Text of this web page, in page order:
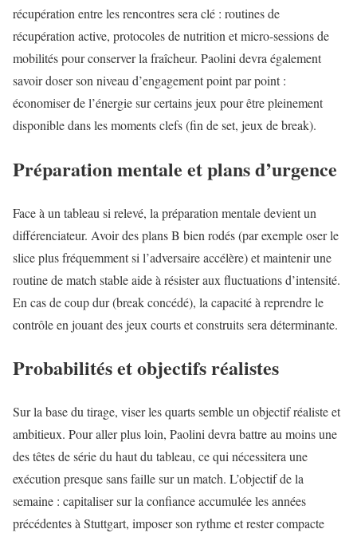
récupération entre les rencontres sera clé : routines de
récupération active, protocoles de nutrition et micro‑sessions de
mobilités pour conserver la fraîcheur. Paolini devra également
savoir doser son niveau d’engagement point par point :
économiser de l’énergie sur certains jeux pour être pleinement
disponible dans les moments clefs (fin de set, jeux de break).
Préparation mentale et plans d’urgence
Face à un tableau si relevé, la préparation mentale devient un
différenciateur. Avoir des plans B bien rodés (par exemple oser le
slice plus fréquemment si l’adversaire accélère) et maintenir une
routine de match stable aide à résister aux fluctuations d’intensité.
En cas de coup dur (break concédé), la capacité à reprendre le
contrôle en jouant des jeux courts et construits sera déterminante.
Probabilités et objectifs réalistes
Sur la base du tirage, viser les quarts semble un objectif réaliste et
ambitieux. Pour aller plus loin, Paolini devra battre au moins une
des têtes de série du haut du tableau, ce qui nécessitera une
exécution presque sans faille sur un match. L’objectif de la
semaine : capitaliser sur la confiance accumulée les années
précédentes à Stuttgart, imposer son rythme et rester compacte